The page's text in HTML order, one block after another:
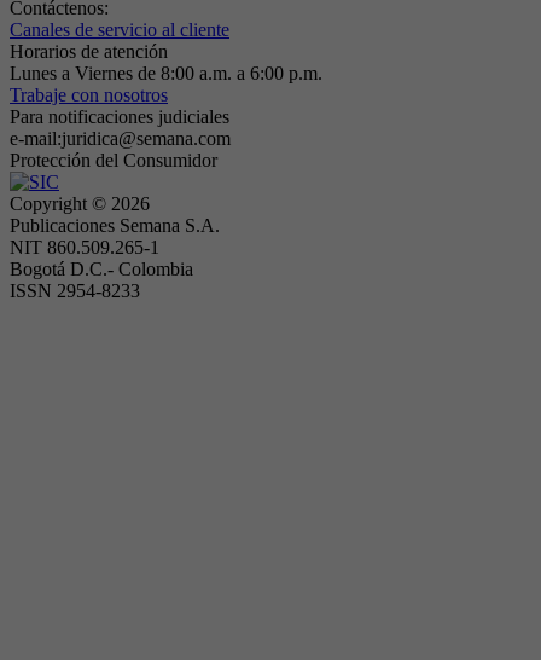
Contáctenos:
Canales de servicio al cliente
Horarios de atención
Lunes a Viernes de 8:00 a.m. a 6:00 p.m.
Trabaje con nosotros
Para notificaciones judiciales
e-mail:juridica@semana.com
Protección del Consumidor
Copyright © 2026
Publicaciones Semana S.A.
NIT 860.509.265-1
Bogotá D.C.- Colombia
ISSN 2954-8233